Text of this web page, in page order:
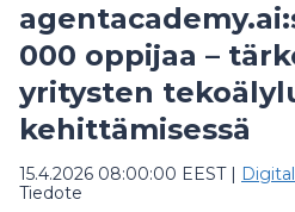
000 oppijaa –
yritysten
kehittämisessä
15.4.2026 08:00:00 EEST|
Tiedote